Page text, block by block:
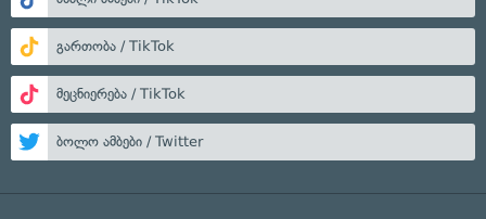
გართობა / TikTok
მეცნიერება / TikTok
ბოლო ამბები / Twitter